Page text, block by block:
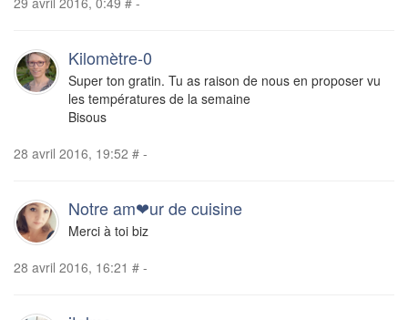
Kilomètre-0
Super ton gratin. Tu as raison de nous en proposer vu
les températures de la semaine
Bisous
28 avril 2016, 19:52 # -
Notre am❤ur de cuisine
Merci à toi biz
28 avril 2016, 16:21 # -